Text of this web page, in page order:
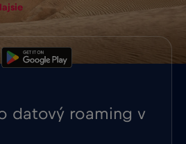
datový roaming v